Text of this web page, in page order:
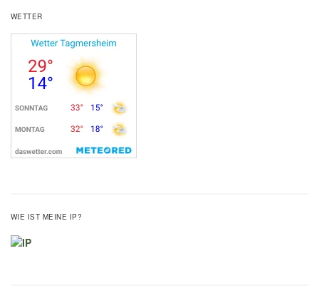
WETTER
WIE IST MEINE IP?